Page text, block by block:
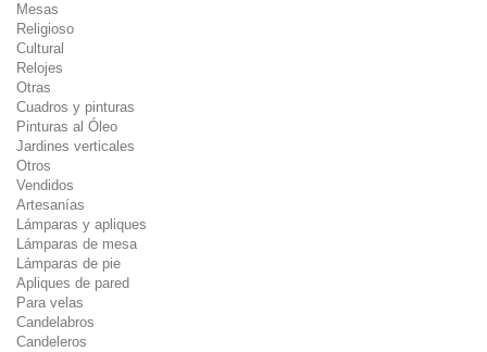
Mesas
Religioso
Cultural
Relojes
Otras
Cuadros y pinturas
Pinturas al Óleo
Jardines verticales
Otros
Vendidos
Artesanías
Lámparas y apliques
Lámparas de mesa
Lámparas de pie
Apliques de pared
Para velas
Candelabros
Candeleros